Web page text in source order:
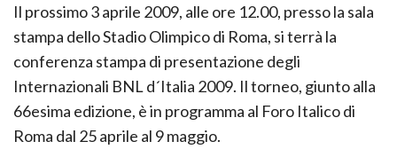
Il prossimo 3 aprile 2009, alle ore 12.00, presso la sala
stampa dello Stadio Olimpico di Roma, si terrà la
conferenza stampa di presentazione degli
Internazionali BNL d´Italia 2009. Il torneo, giunto alla
66esima edizione, è in programma al Foro Italico di
Roma dal 25 aprile al 9 maggio.